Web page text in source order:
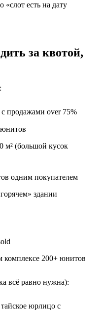
«слот есть на дату
за квотой,
продажами over 75%
м² (большой кусок
одним покупателем
здании
комплексе 200+ юнитов
всё равно нужна):
юрлицо с